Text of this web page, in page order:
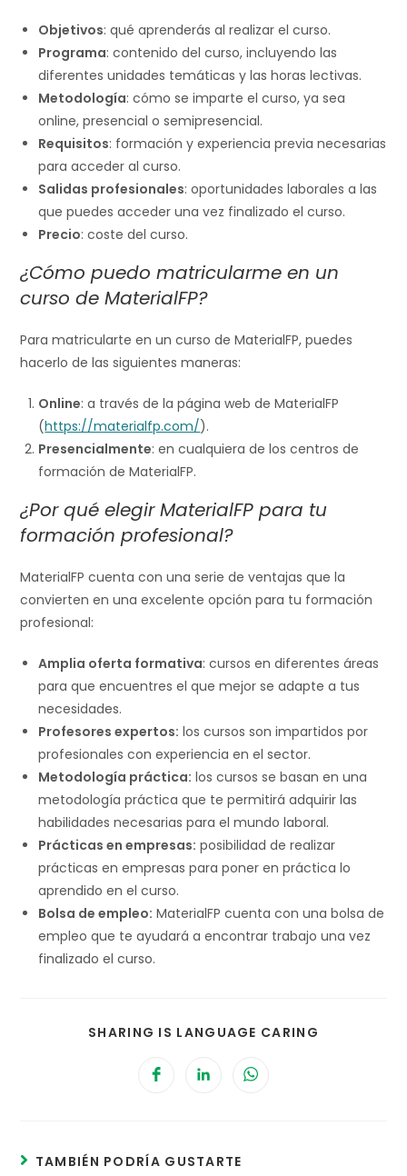
Objetivos: qué aprenderás al realizar el curso.
Programa: contenido del curso, incluyendo las
diferentes unidades temáticas y las horas lectivas.
Metodología: cómo se imparte el curso, ya sea
online, presencial o semipresencial.
Requisitos: formación y experiencia previa necesarias
para acceder al curso.
Salidas profesionales: oportunidades laborales a las
que puedes acceder una vez finalizado el curso.
Precio: coste del curso.
¿Cómo puedo matricularme en un
curso de MaterialFP?
Para matricularte en un curso de MaterialFP, puedes
hacerlo de las siguientes maneras:
Online: a través de la página web de MaterialFP
(https://materialfp.com/).
Presencialmente: en cualquiera de los centros de
formación de MaterialFP.
¿Por qué elegir MaterialFP para tu
formación profesional?
MaterialFP cuenta con una serie de ventajas que la
convierten en una excelente opción para tu formación
profesional:
Amplia oferta formativa: cursos en diferentes áreas
para que encuentres el que mejor se adapte a tus
necesidades.
Profesores expertos: los cursos son impartidos por
profesionales con experiencia en el sector.
Metodología práctica: los cursos se basan en una
metodología práctica que te permitirá adquirir las
habilidades necesarias para el mundo laboral.
Prácticas en empresas: posibilidad de realizar
prácticas en empresas para poner en práctica lo
aprendido en el curso.
Bolsa de empleo: MaterialFP cuenta con una bolsa de
empleo que te ayudará a encontrar trabajo una vez
finalizado el curso.
SHARING IS LANGUAGE CARING
TAMBIÉN PODRÍA GUSTARTE